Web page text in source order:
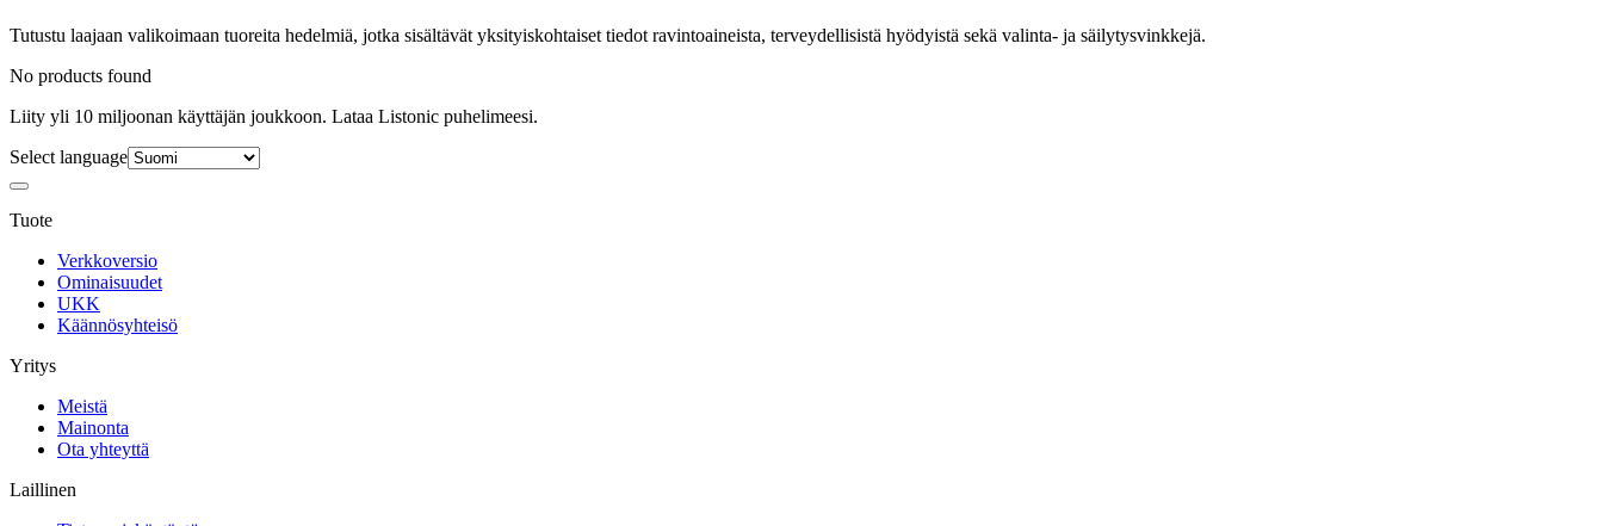
Tutustu laajaan valikoimaan tuoreita hedelmiä, jotka sisältävät yksityiskohtaiset tiedot ravintoaineista, terveydellisistä hyödyistä sekä valinta- ja säilytysvinkkejä.
No products found
Liity yli 10 miljoonan käyttäjän joukkoon. Lataa Listonic puhelimeesi.
Select language
Tuote
Verkkoversio
Ominaisuudet
UKK
Käännösyhteisö
Yritys
Meistä
Mainonta
Ota yhteyttä
Laillinen